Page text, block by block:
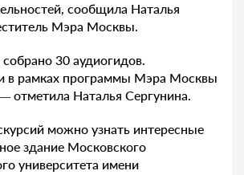
сообщила Наталья
Мэра Москвы.
30 аудиогидов.
в рамках программы Мэра Москвы
отметила Наталья Сергунина.
можно узнать интересные
здание Московского
университета имени